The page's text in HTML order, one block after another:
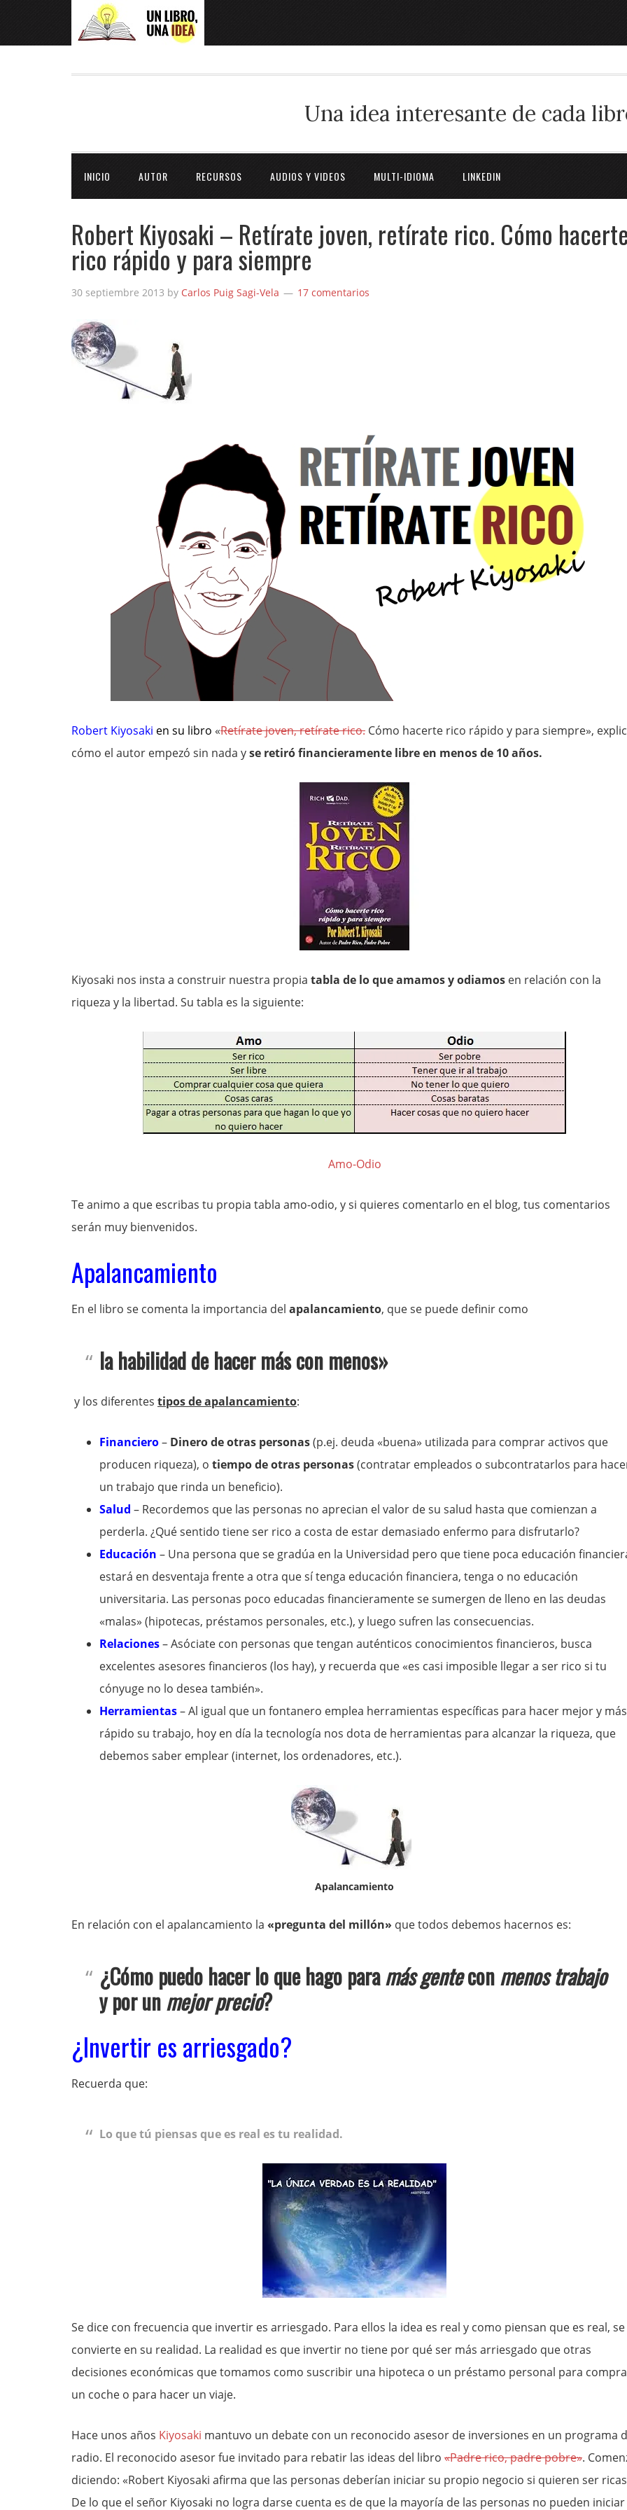
Una idea interesante de cada
INICIO AUTOR RECURSOS AUDIOS Y VIDEOS MULTI-IDIOMA LINKEDIN
Robert Kiyosaki – Retírate joven, retírate rico. Cómo
rico rápido y para siempre
30 septiembre 2013 by Carlos Puig Sagi-Vela 17 comentarios
Robert Kiyosaki en su libro «Retírate joven, retírate rico. Cómo hacerte rico rápido y para siempre»,
cómo el autor empezó sin nada yse retiró financieramente libre en menos de 10 años.
Kiyosaki nos insta a construir nuestra propia tabla de lo que amamos y odiamos en relación con la
riqueza y la libertad. Su tabla es la siguiente:
Amo-Odio
Te animo a que escribas tu propia tabla amo-odio, y si quieres comentarlo en el blog, tus comentarios
serán muy bienvenidos.
Apalancamiento
En el libro se comenta la importancia del apalancamiento, que se puede definir como
la habilidad de hacer más con menos»
y los diferentes tipos de apalancamiento:
Financiero– Dinero de otras personas(p.ej. deuda «buena» utilizada para comprar activos que
producen riqueza), o tiempo de otras personas(contratar empleados o subcontratarlos para
un trabajo que rinda un beneficio).
Salud – Recordemos que las personas no aprecian el valor de su salud hasta que comienzan a
perderla. ¿Qué sentido tiene ser rico a costa de estar demasiado enfermo para disfrutarlo?
Educación – Una persona que se gradúa en la Universidad pero que tiene poca educación
estará en desventaja frente a otra que sí tenga educación financiera, tenga o no educación
universitaria. Las personas poco educadas financieramente se sumergen de lleno en las deudas
«malas» (hipotecas, préstamos personales, etc.), y luego sufren las consecuencias.
Relaciones– Asóciate con personas que tengan auténticos conocimientos financieros, busca
excelentes asesores financieros (los hay), y recuerda que «es casi imposible llegar a ser rico si tu
cónyuge no lo desea también».
Herramientas– Al igual que un fontanero emplea herramientas específicas para hacer mejor y más
rápido su trabajo, hoy en día la tecnología nos dota de herramientas para alcanzar la riqueza, que
debemos saber emplear (internet, los ordenadores, etc.).
Apalancamiento
En relación con el apalancamiento la «pregunta del millón» que todos debemos hacernos es:
¿Cómo puedo hacer lo que hago paramás genteconmenos trabajo
y por unmejor precio?
¿Invertir es arriesgado?
Recuerda que:
Lo que tú piensas que es real es tu realidad.
Se dice con frecuencia que invertir es arriesgado. Para ellos la idea es real y como piensan que es real, se
convierte en su realidad. La realidad es que invertir no tiene por qué ser más arriesgado que otras
decisiones económicas que tomamos como suscribir una hipoteca o un préstamo personal para
un coche o para hacer un viaje.
Hace unos años Kiyosaki mantuvo un debate con un reconocido asesor de inversiones en un programa
radio. El reconocido asesor fue invitado para rebatir las ideas del libro «Padre rico, padre pobre».
diciendo: «Robert Kiyosaki afirma que las personas deberían iniciar su propio negocio si quieren ser
De lo que el señor Kiyosaki no logra darse cuenta es de que la mayoría de las personas no pueden iniciar